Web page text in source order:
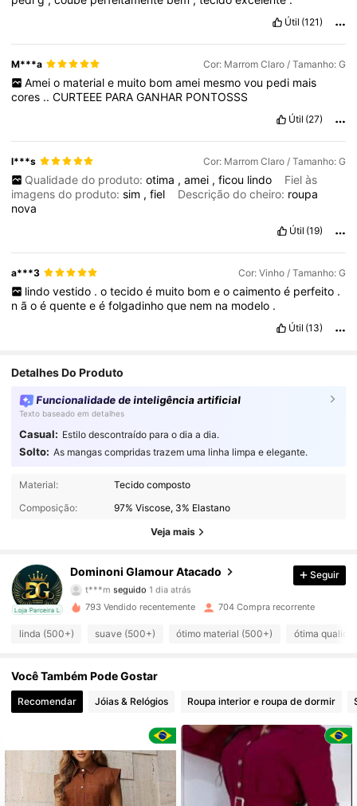
Útil (121)
M***a Cor: Marrom Claro / Tamanho: G
Amei o material e muito bom amei mesmo vou pedi mais
cores ..CURTEEE PARAGANHAR PONTOSSS
Útil (27)
l***s Cor: Marrom Claro / Tamanho: G
Qualidade do produto: otima , amei , ficou lindo
Fiel às
imagens do produto:sim ,fiel Descrição do cheiro: roupa
nova
Útil (19)
a***3 Cor: Vinho / Tamanho: G
lindo vestido . o tecido é muito bom e o caimento é perfeito .
nãoéquenteeéfolgadinhoque nem na modelo .
Útil (13)
Detalhes Do Produto
Funcionalidade de inteligência artificial
Texto baseado em detalhes
Casual: Estilo descontraído para o dia a dia.
Solto: As mangas compridas trazem uma linha limpa e elegante.
Material:
Tecido composto
Composição:
97% Viscose, 3% Elastano
Veja mais
Loja Parceira Local
Dominoni Glamour Atacado
3.4K Seguidores
4,73
3.4K Seguidores
4,73 3.4K Seguidores
4,73 3.4K Seguidores
3.4K Seguidores
4,73 3.4K Seguidores
Seguir
793 Vendido recentemente 704 Compra recorrente
linda (500+) suave (500+) ótimo material (500+) ótima
Você Também Pode Gostar
Recomendar Jóias & Relógios Roupa interior e roupa de dormir